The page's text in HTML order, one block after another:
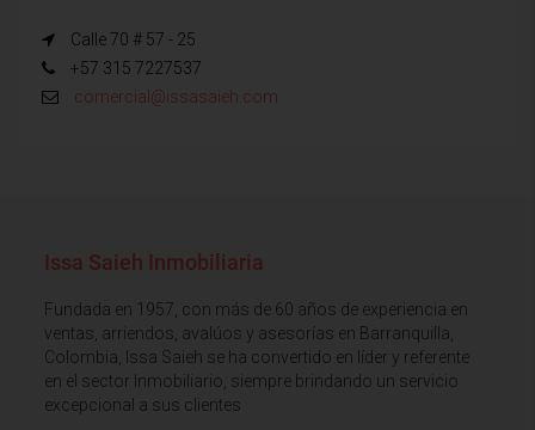
Calle 70 # 57 - 25
+57 315 7227537
comercial@issasaieh.com
Issa Saieh Inmobiliaria
Fundada en 1957, con más de 60 años de experiencia en
ventas, arriendos, avalúos y asesorías en Barranquilla,
Colombia, Issa Saieh se ha convertido en líder y referente
en el sector Inmobiliario, siempre brindando un servicio
excepcional a sus clientes